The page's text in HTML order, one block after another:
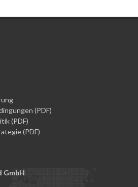
(PDF)
(PDF)
(PDF)
GmbH